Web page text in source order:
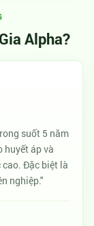
Alpha?
suốt 5 năm
huyết áp và
Đặc biệt là
nghiệp."